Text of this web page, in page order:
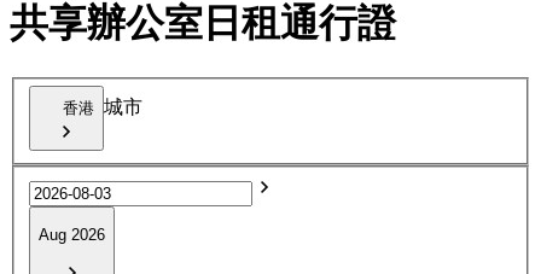
共享辦公室日租通行證
香港 城市
Aug 2026